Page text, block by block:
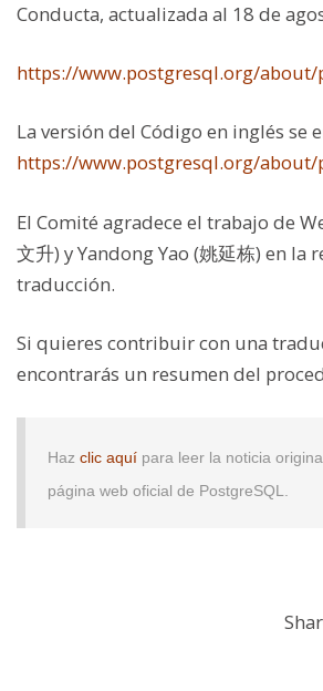
Conducta, actualizada al 18 de
https://www.postgresql.org/
La versión del Código en inglés se
https://www.postgresql.org/
El Comité agradece el trabajo de
文升) y Yandong Yao (姚延栋) en la
traducción.
Si quieres contribuir con una
encontrarás un resumen del
Haz clic aquí para leer la noticia
página web oficial de PostgreSQL.